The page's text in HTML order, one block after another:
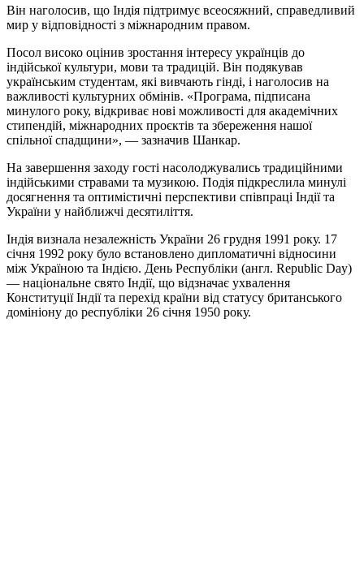
Він наголосив, що Індія підтримує всеосяжний, справедливий
мир у відповідності з міжнародним правом.
Посол високо оцінив зростання інтересу українців до
індійської культури, мови та традицій. Він подякував
українським студентам, які вивчають гінді, і наголосив на
важливості культурних обмінів. «Програма, підписана
минулого року, відкриває нові можливості для академічних
стипендій, міжнародних проєктів та збереження нашої
спільної спадщини», — зазначив Шанкар.
На завершення заходу гості насолоджувались традиційними
індійськими стравами та музикою. Подія підкреслила минулі
досягнення та оптимістичні перспективи співпраці Індії та
України у найближчі десятиліття.
Індія визнала незалежність України 26 грудня 1991 року. 17
січня 1992 року було встановлено дипломатичні відносини
між Україною та Індією. День Республіки (англ. Republic Day)
— національне свято Індії, що відзначає ухвалення
Конституції Індії та перехід країни від статусу британського
домініону до республіки 26 січня 1950 року.